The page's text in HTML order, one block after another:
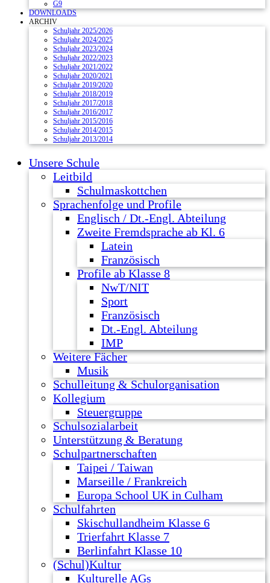
G9
DOWNLOADS
ARCHIV
Schuljahr 2025/2026
Schuljahr 2024/2025
Schuljahr 2023/2024
Schuljahr 2022/2023
Schuljahr 2021/2022
Schuljahr 2020/2021
Schuljahr 2019/2020
Schuljahr 2018/2019
Schuljahr 2017/2018
Schuljahr 2016/2017
Schuljahr 2015/2016
Schuljahr 2014/2015
Schuljahr 2013/2014
Unsere Schule
Leitbild
Schulmaskottchen
Sprachenfolge und Profile
Englisch / Dt.-Engl. Abteilung
Zweite Fremdsprache ab Kl. 6
Latein
Französisch
Profile ab Klasse 8
NwT/NIT
Sport
Französisch
Dt.-Engl. Abteilung
IMP
Weitere Fächer
Musik
Schulleitung & Schulorganisation
Kollegium
Steuergruppe
Schulsozialarbeit
Unterstützung & Beratung
Schulpartnerschaften
Taipei / Taiwan
Marseille / Frankreich
Europa School UK in Culham
Schulfahrten
Skischullandheim Klasse 6
Trierfahrt Klasse 7
Berlinfahrt Klasse 10
(Schul)Kultur
Kulturelle AGs